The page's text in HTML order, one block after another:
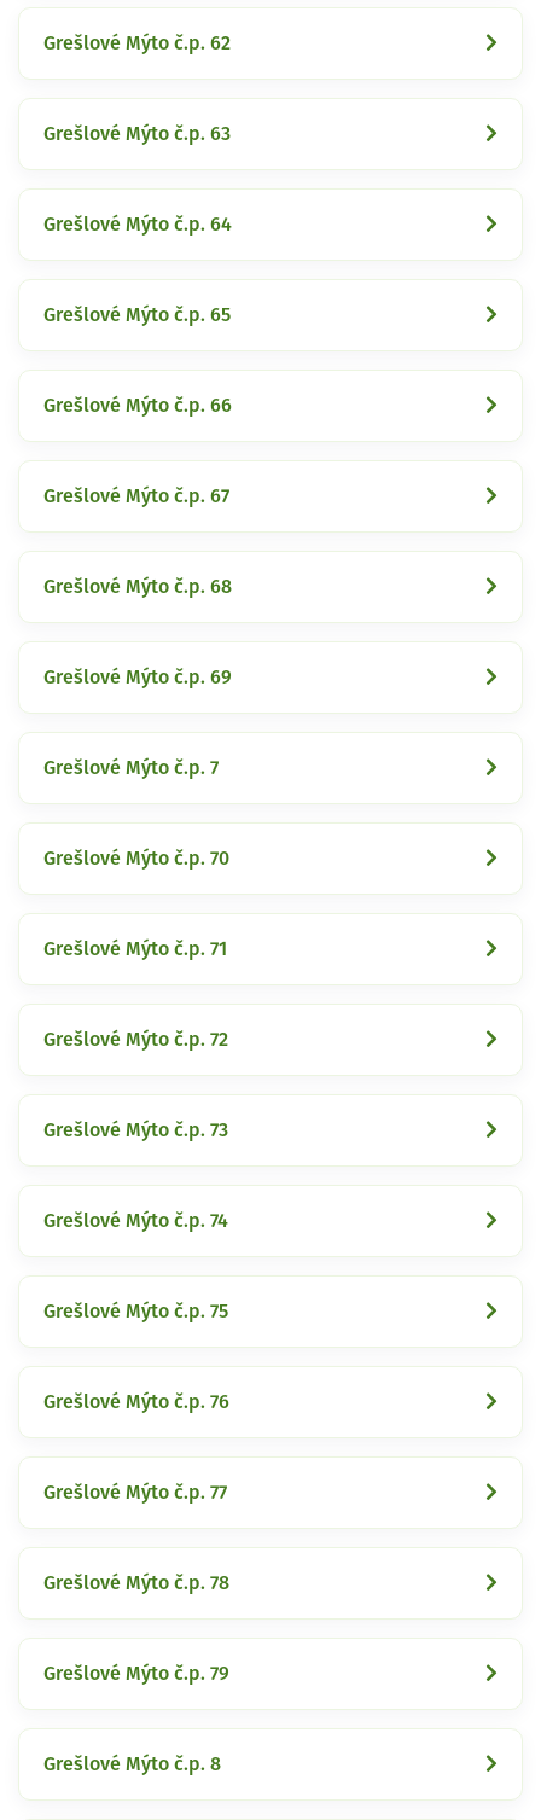
Grešlové Mýto č.p. 62
Grešlové Mýto č.p. 63
Grešlové Mýto č.p. 64
Grešlové Mýto č.p. 65
Grešlové Mýto č.p. 66
Grešlové Mýto č.p. 67
Grešlové Mýto č.p. 68
Grešlové Mýto č.p. 69
Grešlové Mýto č.p. 7
Grešlové Mýto č.p. 70
Grešlové Mýto č.p. 71
Grešlové Mýto č.p. 72
Grešlové Mýto č.p. 73
Grešlové Mýto č.p. 74
Grešlové Mýto č.p. 75
Grešlové Mýto č.p. 76
Grešlové Mýto č.p. 77
Grešlové Mýto č.p. 78
Grešlové Mýto č.p. 79
Grešlové Mýto č.p. 8